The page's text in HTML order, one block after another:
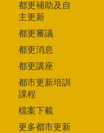
都更補助及自
主更新
都更審議
都更消息
都更講座
都市更新培訓
課程
檔案下載
更多都市更新